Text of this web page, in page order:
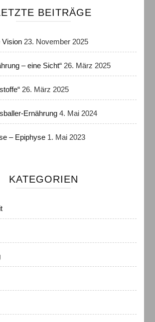
BEITRÄGE
Vision 23. November 2025
– eine Sicht“ 26. März 2025
26. März 2025
Ernährung 4. Mai 2024
– Epiphyse 1. Mai 2023
KATEGORIEN